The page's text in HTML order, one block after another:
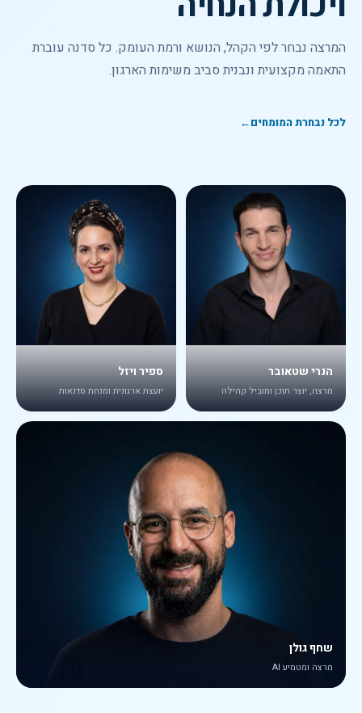
המרצה נבחר לפי הקהל, הנושא ורמת העומק. כל סדנה עוברת
התאמה מקצועית ונבנית סביב משימות הארגון.
לכל נבחרת המומחים←
הנרי שטאובר
מרצה, יוצר תוכן ומוביל קהילה
ספיר ויזל
יועצת ארגונית ומנחת סדנאות
שחף גולן
מרצה ומטמיע AI